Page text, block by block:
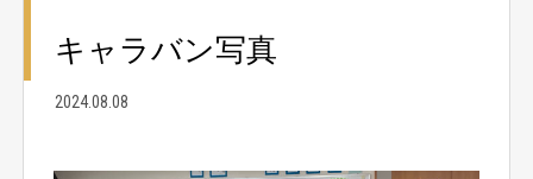
キャラバン写真
2024.08.08